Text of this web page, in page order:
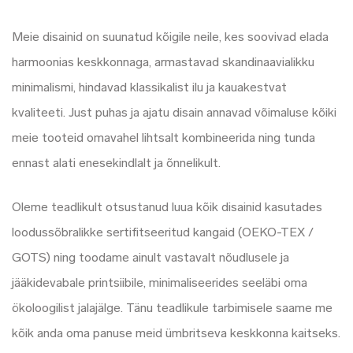
Meie disainid on suunatud kõigile neile, kes soovivad elada
harmoonias keskkonnaga, armastavad skandinaavialikku
minimalismi, hindavad klassikalist ilu ja kauakestvat
kvaliteeti. Just puhas ja ajatu disain annavad võimaluse kõiki
meie tooteid omavahel lihtsalt kombineerida ning tunda
ennast alati enesekindlalt ja õnnelikult.
Oleme teadlikult otsustanud luua kõik disainid kasutades
loodussõbralikke sertifitseeritud kangaid (OEKO-TEX /
GOTS) ning toodame ainult vastavalt nõudlusele ja
jääkidevabale printsiibile, minimaliseerides seeläbi oma
ökoloogilist jalajälge. Tänu teadlikule tarbimisele saame me
kõik anda oma panuse meid ümbritseva keskkonna kaitseks.